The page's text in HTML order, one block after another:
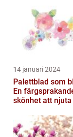
14 januari 2024
Palettblad som
En
skönhet att njuta